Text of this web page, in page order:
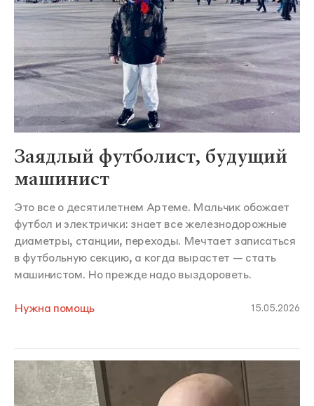
Заядлый футболист, будущий
машинист
Это все о десятилетнем Артеме. Мальчик обожает
футбол и электрички: знает все железнодорожные
диаметры, станции, переходы. Мечтает записаться
в футбольную секцию, а когда вырастет — стать
машинистом. Но прежде надо выздороветь.
Нужна помощь 15.05.2026